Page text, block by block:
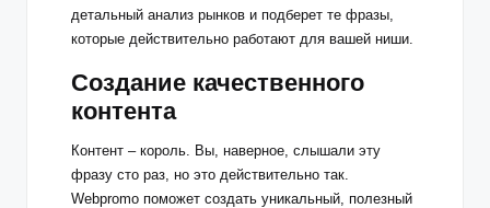
детальный анализ рынков и подберет те фразы,
которые действительно работают для вашей ниши.
Создание качественного
контента
Контент – король. Вы, наверное, слышали эту
фразу сто раз, но это действительно так.
Webpromo поможет создать уникальный, полезный